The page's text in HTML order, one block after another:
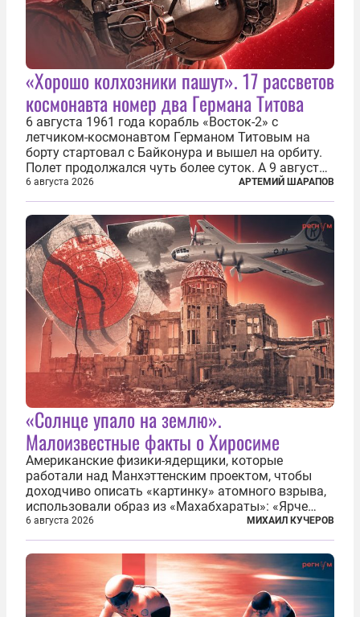
«Хорошо колхозники пашут». 17 рассветов
космонавта номер два Германа Титова
6 августа 1961 года корабль «Восток-2» с
летчиком-космонавтом Германом Титовым на
борту стартовал с Байконура и вышел на орбиту.
Полет продолжался чуть более суток. А 9 августа
второй человек в космосе получил звезду Героя
Советского Союза и орден Ленина. Миссия Титова
зачастую находится несколько...
6 августа 2026 АРТЕМИЙ ШАРАПОВ
«Солнце упало на землю».
Малоизвестные факты о Хиросиме
Американские физики-ядерщики, которые
работали над Манхэттенским проектом, чтобы
доходчиво описать «картинку» атомного взрыва,
использовали образ из «Махабхараты»: «Ярче
тысячи солнц пылало это пламя». Не все жители
японских городов Хиросимы и Нагасаки, на
которых США в августе 1945 года поставили...
6 августа 2026 МИХАИЛ КУЧЕРОВ